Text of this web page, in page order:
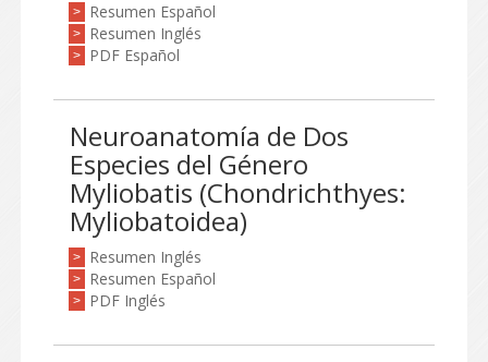
> Resumen Español
> Resumen Inglés
> PDF Español
Neuroanatomía de Dos
Especies del Género
Myliobatis (Chondrichthyes:
Myliobatoidea)
> Resumen Inglés
> Resumen Español
> PDF Inglés